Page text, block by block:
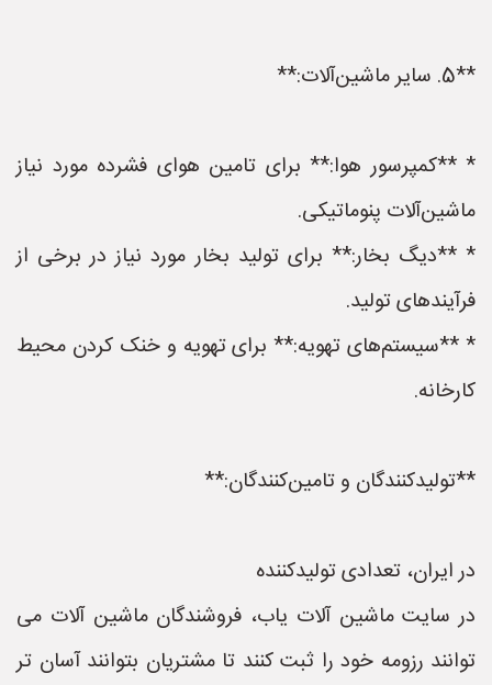
**5. سایر ماشین‌آلات:**
* **کمپرسور هوا:** برای تامین هوای فشرده مورد نیاز
ماشین‌آلات پنوماتیکی.
* **دیگ بخار:** برای تولید بخار مورد نیاز در برخی از
فرآیندهای تولید.
* **سیستم‌های تهویه:** برای تهویه و خنک کردن محیط
کارخانه.
**تولیدکنندگان و تامین‌کنندگان:**
در ایران، تعدادی تولیدکننده
در سایت ماشین آلات یاب، فروشندگان ماشین آلات می
توانند رزومه خود را ثبت کنند تا مشتریان بتوانند آسان تر